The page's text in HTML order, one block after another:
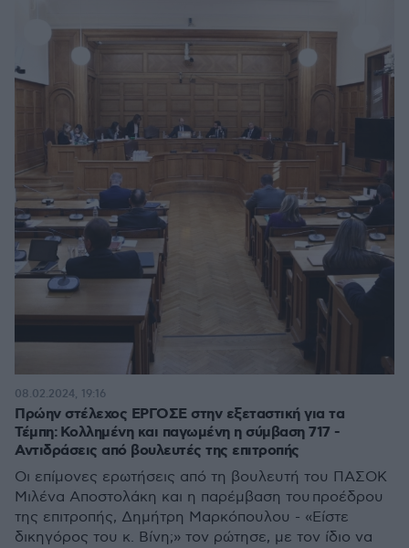
Πρώην στέλεχος ΕΡΓΟΣΕ στην εξεταστική για τα
Τέμπη: Κολλημένη και παγωμένη η σύμβαση 717 -
Αντιδράσεις από βουλευτές της επιτροπής
Οι επίμονες ερωτήσεις από τη βουλευτή του ΠΑΣΟΚ
Μιλένα Αποστολάκη και η παρέμβαση του προέδρου
της επιτροπής, Δημήτρη Μαρκόπουλου - «Είστε
δικηγόρος του κ. Βίνη;» τον ρώτησε, με τον ίδιο να
08.02.2024, 19:16